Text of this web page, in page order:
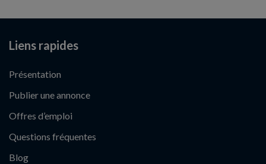
Liens rapides
Présentation
Publier une annonce
Offres d’emploi
Questions fréquentes
Blog